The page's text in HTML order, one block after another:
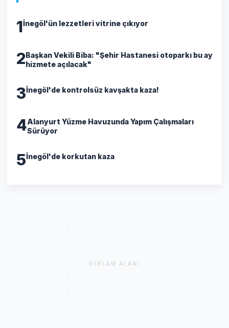
1İnegöl'ün lezzetleri vitrine çıkıyor
2Başkan Vekili Biba: "Şehir Hastanesi otoparkı bu ay
hizmete açılacak"
3İnegöl'de kontrolsüz kavşakta kaza!
4Alanyurt Yüzme Havuzunda Yapım Çalışmaları
Sürüyor
5İnegöl'de korkutan kaza
REKLAM ALANI